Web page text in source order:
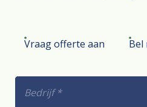
Vraag offerte aan Bel